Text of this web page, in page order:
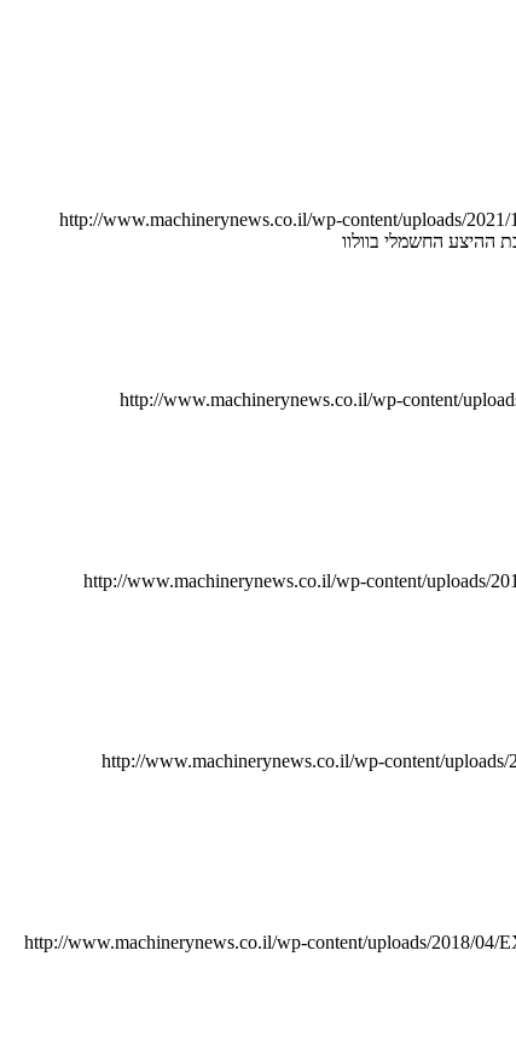
http://www.machinerynews.co.il/wp-content/uploads/
ההיצע החשמלי בוולוו
http://www.machinerynews.co.il/wp-content/
http://www.machinerynews.co.il/wp-content/uploads/
http://www.machinerynews.co.il/wp-content/
http://www.machinerynews.co.il/wp-content/uploads/2018/04/